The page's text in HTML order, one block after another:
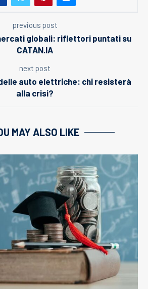
previous post
globali: riflettori puntati su
CATAN.IA
next post
auto elettriche: chi resisterà
alla crisi?
MAY ALSO LIKE